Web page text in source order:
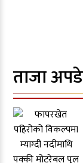
ताजा